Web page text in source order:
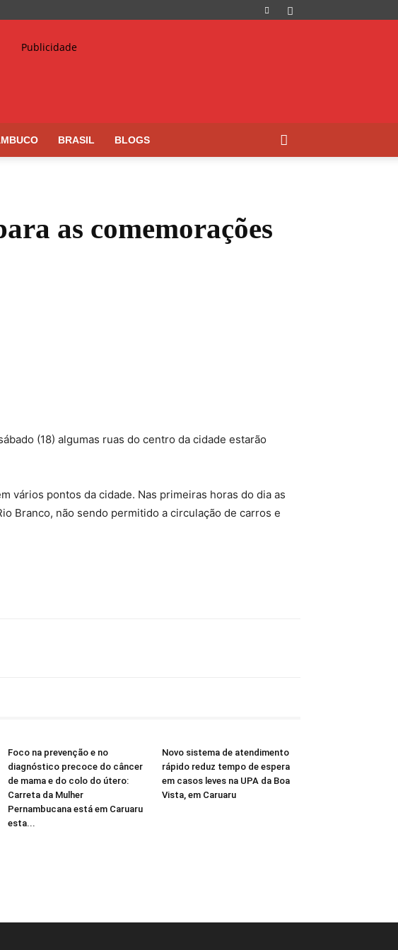
BRASIL BLOGS
as comemorações
(18) algumas ruas do centro da cidade estarão
vários pontos da cidade. Nas primeiras horas do dia as
Branco, não sendo permitido a circulação de carros e
Foco na prevenção e no
diagnóstico precoce do câncer
de mama e do colo do útero:
Carreta da Mulher
Pernambucana está em Caruaru
esta...
Novo sistema de atendimento
rápido reduz tempo de espera
em casos leves na UPA da Boa
Vista, em Caruaru